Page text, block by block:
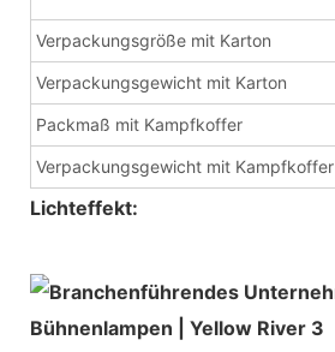
Verpackungsgröße mit Karton
Verpackungsgewicht mit Karton
Packmaß mit Kampfkoffer
Verpackungsgewicht mit Kampfkoffer
Lichteffekt: